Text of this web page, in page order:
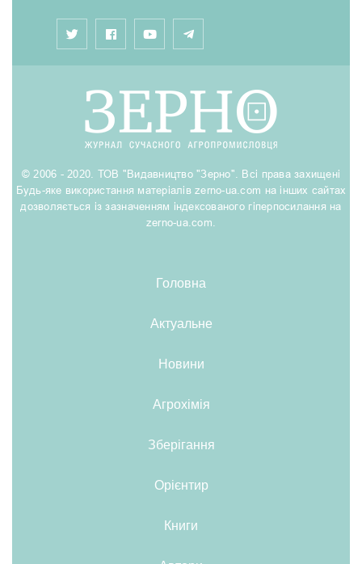
© 2006 - 2020. ТОВ "Видавництво "Зерно". Всі права захищені
Будь-яке використання матеріалів zerno-ua.com на інших сайтах
дозволяється із зазначенням індексованого гіперпосилання на
zerno-ua.com.
Головна
Актуальне
Новини
Агрохімія
Зберігання
Орієнтир
Книги